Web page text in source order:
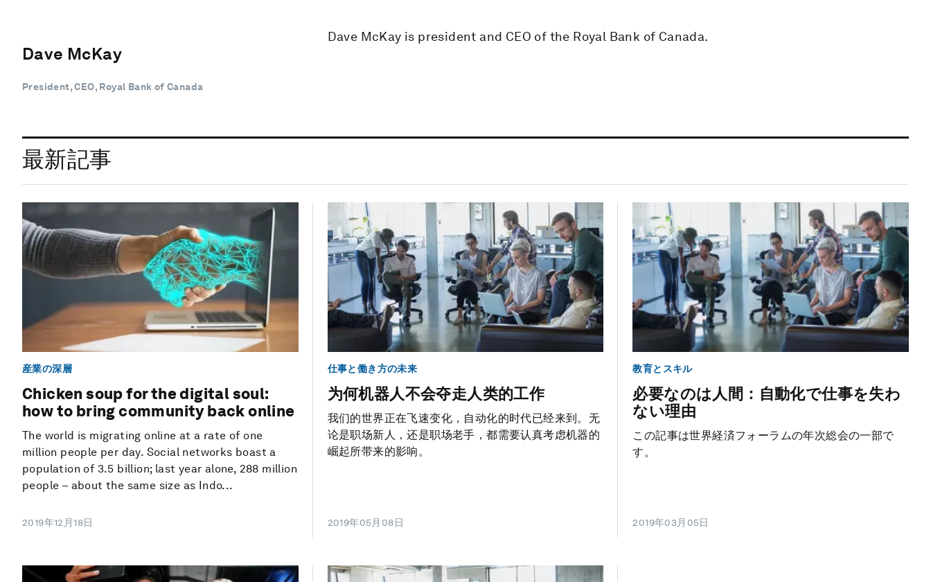
Dave McKay
President, CEO, Royal Bank of Canada
Dave McKay is president and CEO of the Royal Bank of Canada.
最新記事
産業の深層
Chicken soup for the digital soul:
how to bring community back online
The world is migrating online at a rate of one
million people per day. Social networks boast a
population of 3.5 billion; last year alone, 288 million
people – about the same size as Indo...
2019年12月18日
仕事と働き方の未来
为何机器人不会夺走人类的工作
我们的世界正在飞速变化，自动化的时代已经来到。无
论是职场新人，还是职场老手，都需要认真考虑机器的
崛起所带来的影响。
2019年05月08日
教育とスキル
必要なのは人間：自動化で仕事を失わ
ない理由
この記事は世界経済フォーラムの年次総会の一部で
す。
2019年03月05日